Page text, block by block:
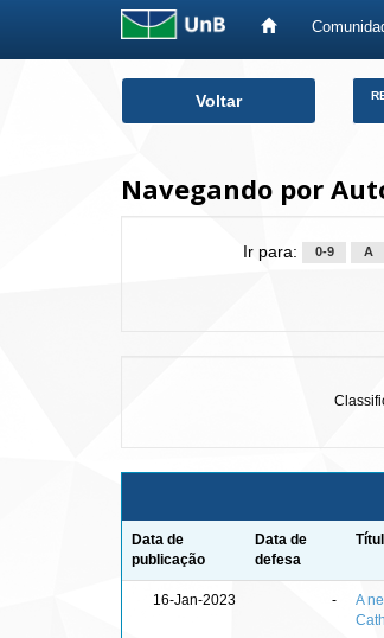
Voltar
Navegando por
Ir para: 0-9 A
Data de
publicação
Data de
defesa
16-Jan-2023 -
A